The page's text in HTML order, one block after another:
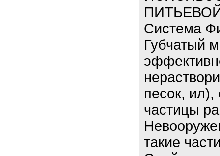
Система
Губчатый
песок, ил),
частицы
такие